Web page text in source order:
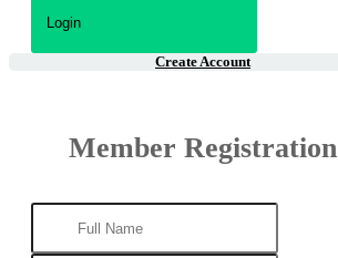
Create Account
Member Registration